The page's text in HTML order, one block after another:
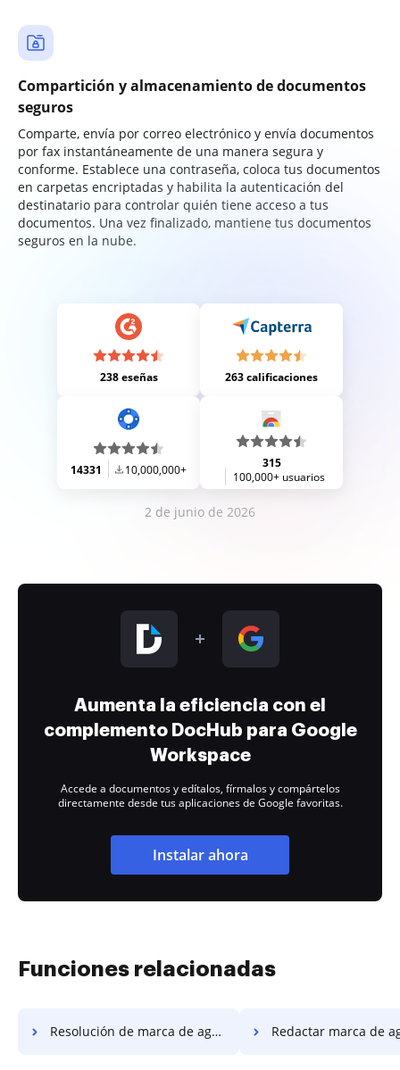
Compartición y almacenamiento de documentos
seguros
Comparte, envía por correo electrónico y envía documentos
por fax instantáneamente de una manera segura y
conforme. Establece una contraseña, coloca tus documentos
en carpetas encriptadas y habilita la autenticación del
destinatario para controlar quién tiene acceso a tus
documentos. Una vez finalizado, mantiene tus documentos
seguros en la nube.
238 eseñas 263 calificaciones
14331 10,000,000+
315
100,000+ usuarios
2 de junio de 2026
Aumenta la eficiencia con el
complemento DocHub para Google
Workspace
Accede a documentos y edítalos, fírmalos y compártelos
directamente desde tus aplicaciones de Google favoritas.
Instalar ahora
Funciones relacionadas
Resolución de marca de agua redactada Redactar marca de agua